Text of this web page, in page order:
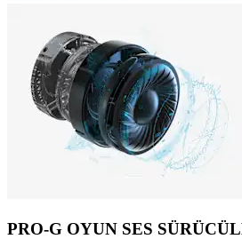
PRO-G OYUN SES